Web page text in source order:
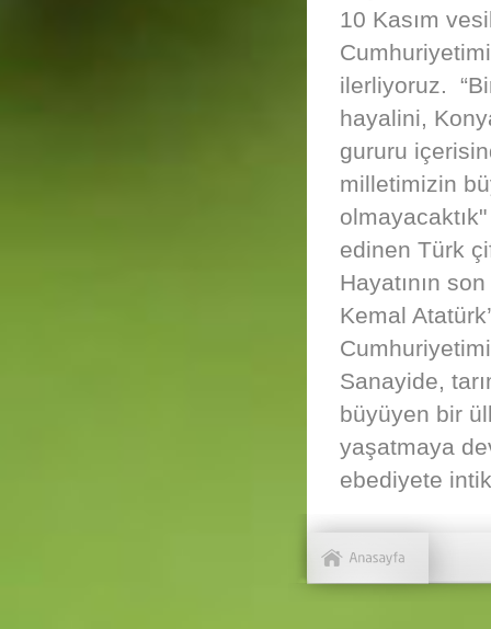
10 Kasım
ilerliyoruz.
hayalini,
gururu
milletimizin
edinen Türk
Hayatının
Kemal
Sanayide,
büyüyen bir
yaşatmaya
ebediyete